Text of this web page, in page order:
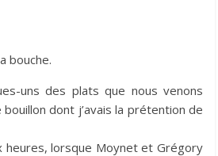
bouche.
uns des plats que nous venons
dont j’avais la prétention de
heures, lorsque Moynet et Grégory